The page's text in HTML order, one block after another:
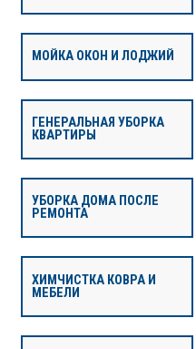
МОЙКА ОКОН И ЛОДЖИЙ
ГЕНЕРАЛЬНАЯ УБОРКА
КВАРТИРЫ
УБОРКА ДОМА ПОСЛЕ
РЕМОНТА
ХИМЧИСТКА КОВРА И
МЕБЕЛИ